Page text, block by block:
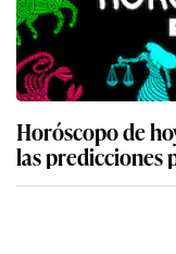
Horóscopo de
las predicciones